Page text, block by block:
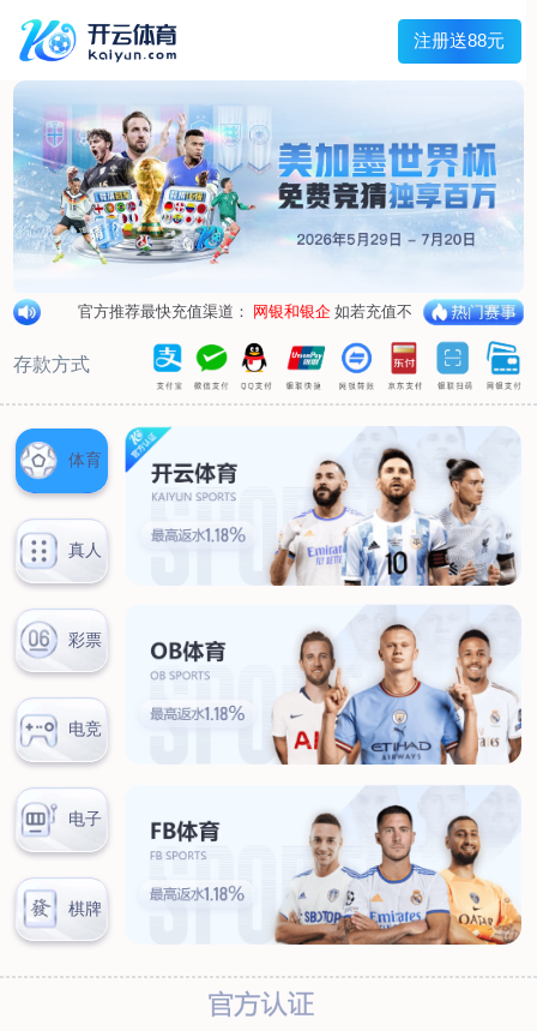
Menu
网站首页
关于我们
产品中心
荣誉资质
厂区设备
人才招聘
新闻中心
销售网点